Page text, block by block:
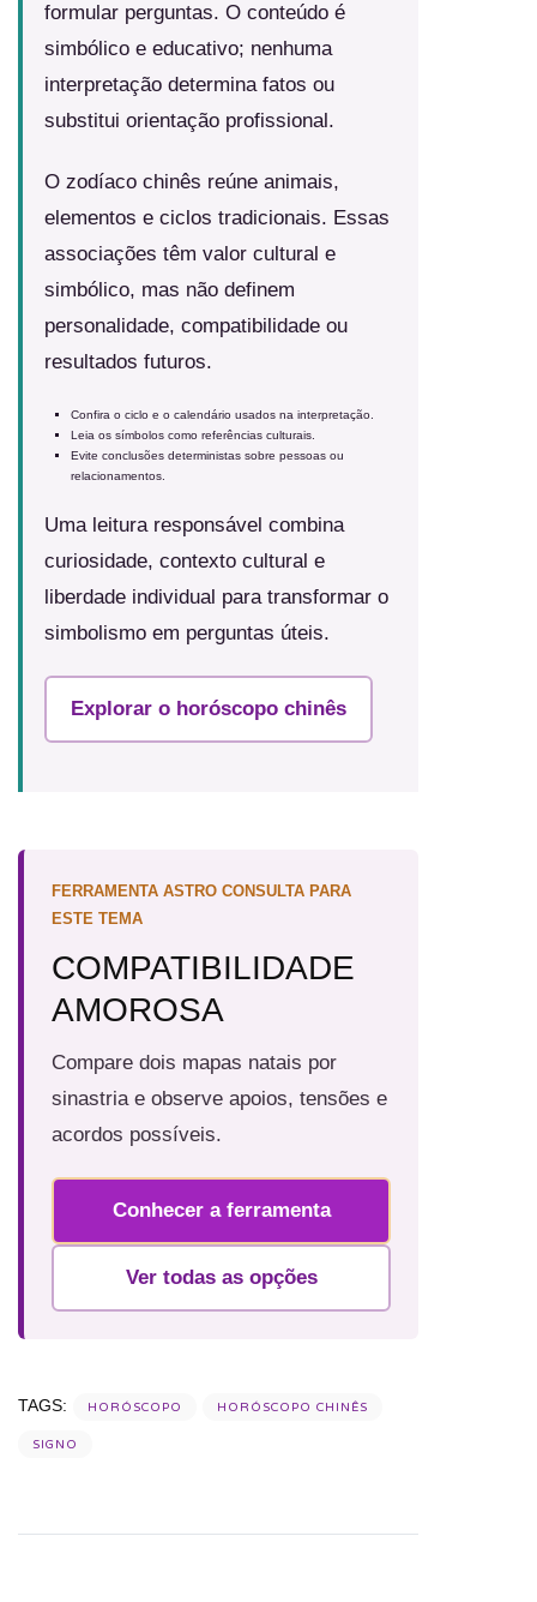
formular perguntas. O conteúdo é
simbólico e educativo; nenhuma
interpretação determina fatos ou
substitui orientação profissional.
O zodíaco chinês reúne animais,
elementos e ciclos tradicionais. Essas
associações têm valor cultural e
simbólico, mas não definem
personalidade, compatibilidade ou
resultados futuros.
Confira o ciclo e o calendário usados na interpretação.
Leia os símbolos como referências culturais.
Evite conclusões deterministas sobre pessoas ou
relacionamentos.
Uma leitura responsável combina
curiosidade, contexto cultural e
liberdade individual para transformar o
simbolismo em perguntas úteis.
Explorar o horóscopo chinês
FERRAMENTA ASTRO CONSULTA PARA
ESTE TEMA
COMPATIBILIDADE
AMOROSA
Compare dois mapas natais por
sinastria e observe apoios, tensões e
acordos possíveis.
Conhecer a ferramenta
Ver todas as opções
TAGS: HORÓSCOPO HORÓSCOPO CHINÊS
SIGNO